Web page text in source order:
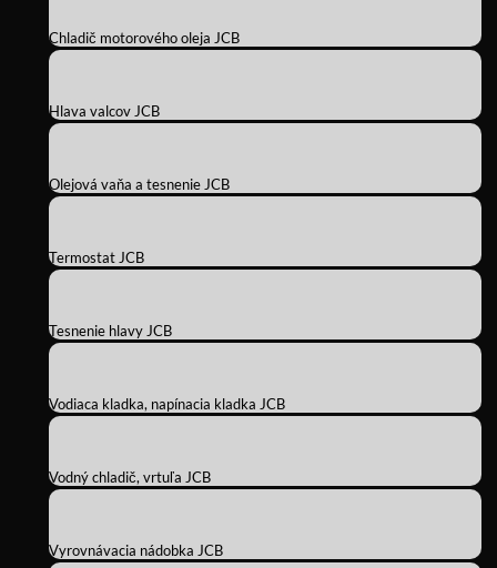
Chladič motorového oleja JCB
Hlava valcov JCB
Olejová vaňa a tesnenie JCB
Termostat JCB
Tesnenie hlavy JCB
Vodiaca kladka, napínacia kladka JCB
Vodný chladič, vrtuľa JCB
Vyrovnávacia nádobka JCB